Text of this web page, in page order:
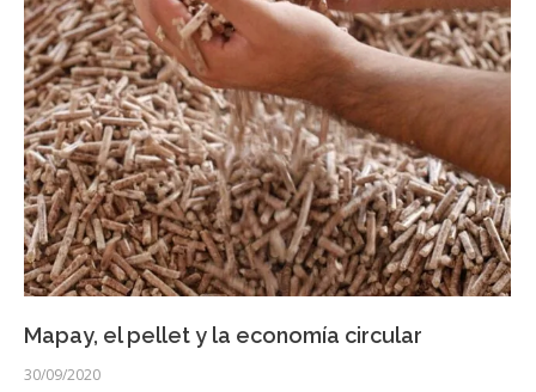
Mapay, el pellet y la economía circular
30/09/2020